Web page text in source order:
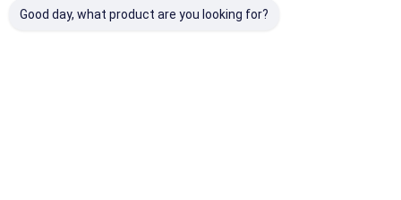
Good day, what product are you looking for?